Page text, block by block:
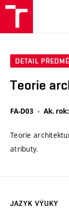
DETAIL
Teorie
FA-D03 Ak.
Teorie
atributy.
JAZYK VÝUKY